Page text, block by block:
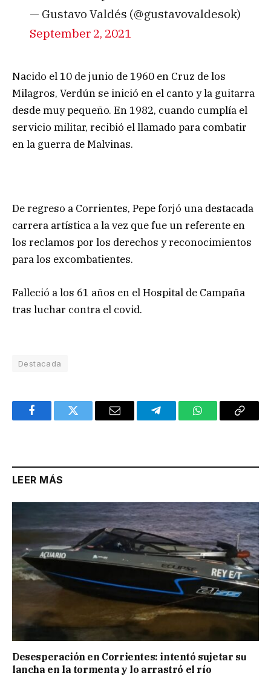
— Gustavo Valdés (@gustavovaldesok)
September 2, 2021
Nacido el 10 de junio de 1960 en Cruz de los
Milagros, Verdún se inició en el canto y la guitarra
desde muy pequeño. En 1982, cuando cumplía el
servicio militar, recibió el llamado para combatir
en la guerra de Malvinas.
De regreso a Corrientes, Pepe forjó una destacada
carrera artística a la vez que fue un referente en
los reclamos por los derechos y reconocimientos
para los excombatientes.
Falleció a los 61 años en el Hospital de Campaña
tras luchar contra el covid.
Destacada
FacebookTwitter Email TelegramWhatsAppCopy
LEER MÁS
Desesperación en Corrientes: intentó sujetar su
lancha en la tormenta y lo arrastró el río